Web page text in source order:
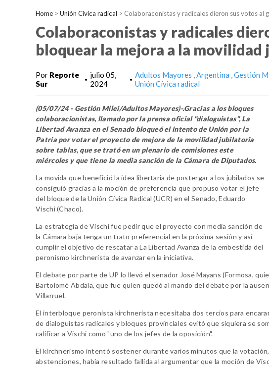
Home > Unión Cívica radical > Colaboraconistas y radicales dieron sus votos al
Colaboraconistas y radicales
bloquear la mejora a la movilidad
Por Reporte
Sur
• julio 05,
2024
• Adultos Mayores Argentina Gestión
Unión Cívica radical
(05/07/24 - Gestión Milei/Adultos Mayores)-.Gracias a los bloques
colaboracionistas, llamado por la prensa oficial "dialoguistas", La
Libertad Avanza en el Senado bloqueó el intento de Unión por la
Patria por votar el proyecto de mejora de la movilidad jubilatoria
sobre tablas, que se trató en un plenario de comisiones este
miércoles y que tiene la media sanción de la Cámara de Diputados.
La movida que benefició la idea libertaria de postergar a los jubilados se
consiguió gracias a la moción de preferencia que propuso votar el jefe
del bloque de la Unión Cívica Radical (UCR) en el Senado, Eduardo
Vischi (Chaco).
La estrategia de Vischi fue pedir que el proyecto con media sanción de
la Cámara baja tenga un trato preferencial en la próxima sesión y así
cumplir el objetivo de rescatar a La Libertad Avanza de la embestida del
peronismo kirchnerista de avanzar en la iniciativa.
El debate por parte de UP lo llevó el senador José Mayans (Formosa,
Bartolomé Abdala, que fue quien quedó al mando del debate por la
Villarruel.
El interbloque peronista kirchnerista necesitaba dos tercios para
de dialoguistas radicales y bloques provinciales evitó que siquiera se
calificar a Vischi como "uno de los jefes de la oposición".
El kirchnerismo intentó sostener durante varios minutos que la
abstenciones, había resultado fallida al argumentar que la moción de